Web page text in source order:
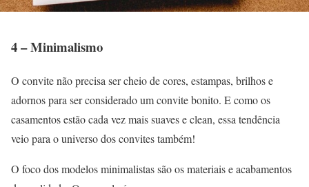
4 – Minimalismo
O convite não precisa ser cheio de cores, estampas, brilhos e
adornos para ser considerado um convite bonito. E como os
casamentos estão cada vez mais suaves e clean, essa tendência
veio para o universo dos convites também!
O foco dos modelos minimalistas são os materiais e acabamentos